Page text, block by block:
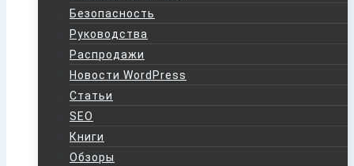
Безопасность
Руководства
Распродажи
Новости WordPress
Статьи
SEO
Книги
Обзоры